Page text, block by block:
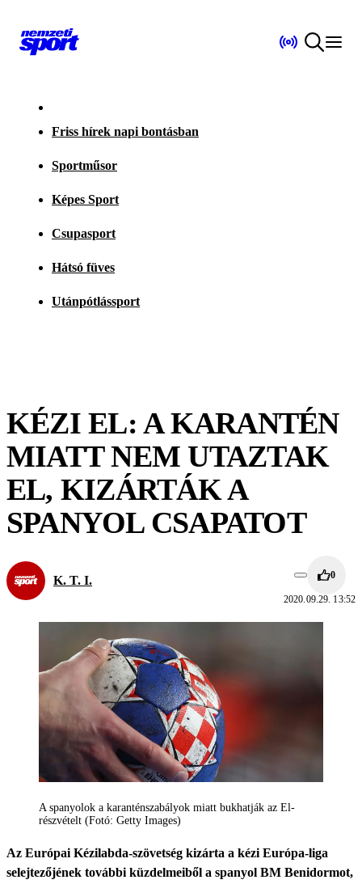
Friss hírek napi bontásban
Sportműsor
Képes Sport
Csupasport
Hátsó füves
Utánpótlássport
KÉZI EL: A KARANTÉN
MIATT NEM UTAZTAK
EL, KIZÁRTÁK A
SPANYOL CSAPATOT
K. T. I. 0
2020.09.29. 13:52
A spanyolok a karanténszabályok miatt bukhatják az El-
részvételt (Fotó: Getty Images)
Az Európai Kézilabda-szövetség kizárta a kézi Európa-liga
selejtezőjének további küzdelmeiből a spanyol BM Benidormot,